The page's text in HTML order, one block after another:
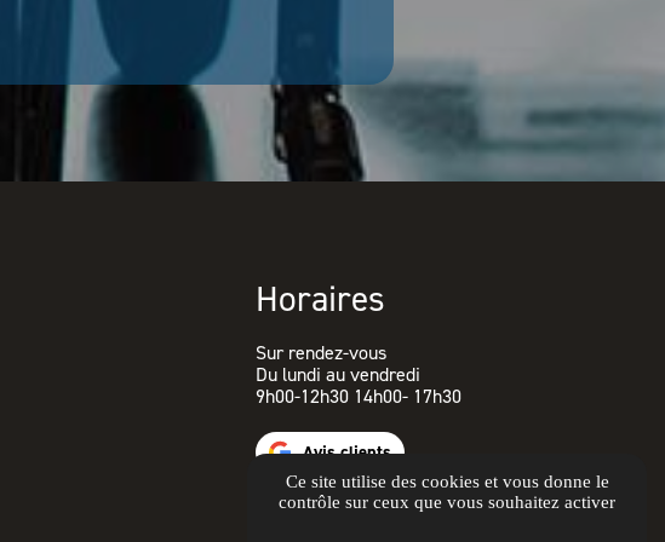
Horaires
Sur rendez-vous
Du lundi au vendredi
9h00-12h30 14h00- 17h30
Avis clients
Ce site utilise des cookies et vous donne le
contrôle sur ceux que vous souhaitez activer